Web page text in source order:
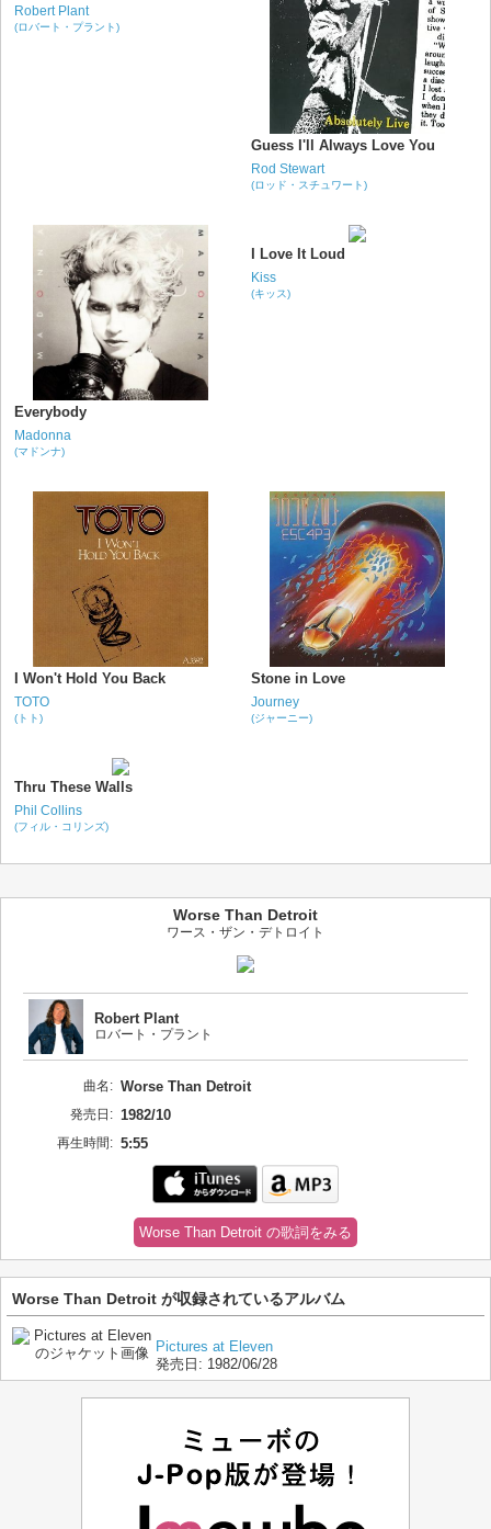
Robert Plant
(ロバート・プラント)
Guess I'll Always Love You
Rod Stewart
(ロッド・スチュワート)
Everybody
Madonna
(マドンナ)
I Love It Loud
Kiss
(キッス)
I Won't Hold You Back
TOTO
(トト)
Stone in Love
Journey
(ジャーニー)
Thru These Walls
Phil Collins
(フィル・コリンズ)
Worse Than Detroit
ワース・ザン・デトロイト
Robert Plant
ロバート・プラント
曲名: Worse Than Detroit
発売日: 1982/10
再生時間: 5:55
Worse Than Detroit の歌詞をみる
Worse Than Detroit が収録されているアルバム
Pictures at Eleven
発売日: 1982/06/28